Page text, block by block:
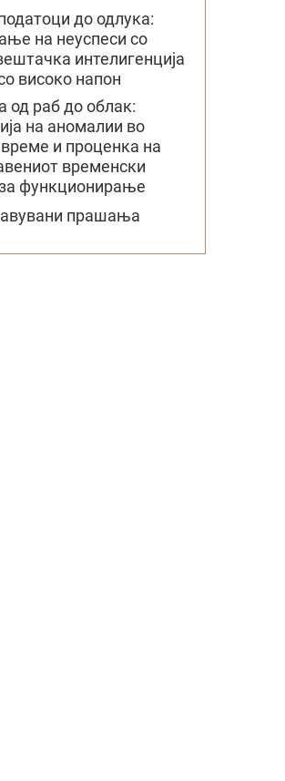
до одлука:
на неуспеси со
интелигенција
високо напон
од раб до облак:
на аномалии во
и проценка на
временски
функционирање
прашања